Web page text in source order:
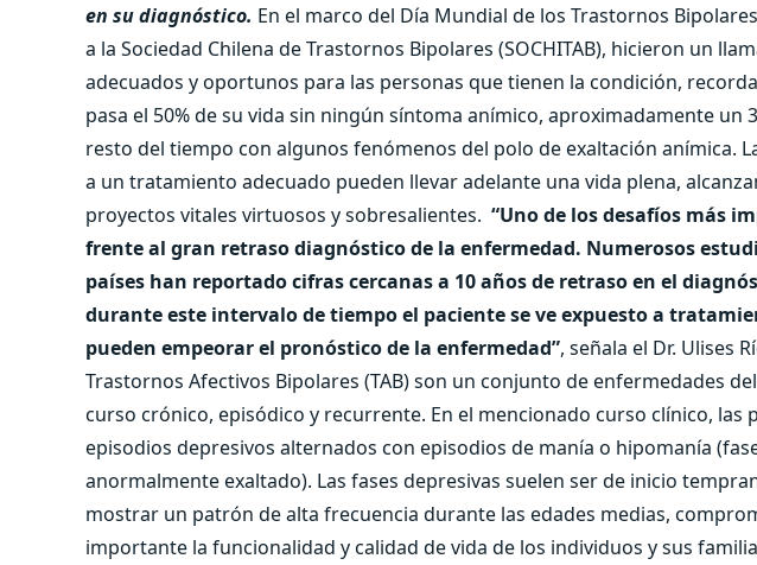
en su diagnóstico. En el marco del Día Mundial de los Trastornos
a la Sociedad Chilena de Trastornos Bipolares (SOCHITAB), hicieron un
adecuados y oportunos para las personas que tienen la condición,
pasa el 50% de su vida sin ningún síntoma anímico, aproximadamente un
resto del tiempo con algunos fenómenos del polo de exaltación anímica.
a un tratamiento adecuado pueden llevar adelante una vida plena,
proyectos vitales virtuosos y sobresalientes. “Uno de los desafíos más
frente al gran retraso diagnóstico de la enfermedad. Numerosos
países han reportado cifras cercanas a 10 años de retraso en el
durante este intervalo de tiempo el paciente se ve expuesto a
pueden empeorar el pronóstico de la enfermedad”, señala el Dr. Ulises
Trastornos Afectivos Bipolares (TAB) son un conjunto de enfermedades
curso crónico, episódico y recurrente. En el mencionado curso clínico, las
episodios depresivos alternados con episodios de manía o hipomanía
anormalmente exaltado). Las fases depresivas suelen ser de inicio
mostrar un patrón de alta frecuencia durante las edades medias,
importante la funcionalidad y calidad de vida de los individuos y sus